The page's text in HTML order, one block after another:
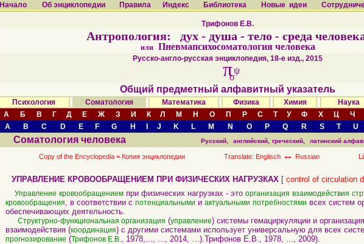
Начало Об энциклопедии Правила Индекс Библиотека Новые идеи
Трифонов Е.В.
Антропология: дух - душа - тело - среда
или Пневмапсихосоматология человека
Русско-англо-русская энциклопедия, 18-е изд., 2015
πψ
σ
Общий предметный алфавитный указатель
Психология Соматология Математика Физика Химия
А
Б В Г Д Е Ж З И К Л М Н О П Р С Т У Ф Х Ц Ч
A
B C D E F G H J K L M N O P Q R S T U
Соматология человека Русский, английский, греческий, латинский
Copy of the Encyclopedia = Копия энциклопедии Translate: Englisch ↔ Russian
УПРАВЛЕНИЕ КРОВООБРАЩЕНИЕМ ПРИ ФИЗИЧЕСКИХ НАГРУЗКАХ [ control of circulation
Управление кровообращением при физических нагрузках - это организация взаимодействия
кровообращения, в соответствии с потенциальными и актуальными потребностями всех систем
обеспечивающих деятельность.
Структурно-функциональная организация (управление) системы гемациркуляции и
взаимодействия (координация) с другими системами использует универсальную для всех
прогнозирование (Трифонов Е.В., 1978,..., ..., 2014, …).Трифонов Е.В., 1978, ..., 2009).